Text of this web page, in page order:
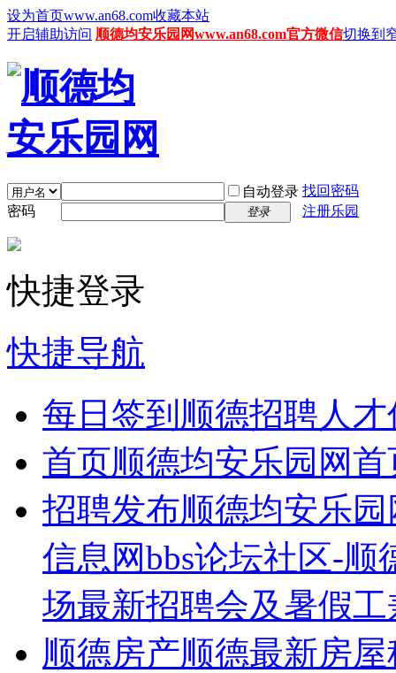
设为首页www.an68.com收藏本站
开启辅助访问 顺德均安乐园网www.an68.com官方微信切换到
自动登录 找回密码
密码
登录 注册乐园
快捷登录
快捷导航
每日签到 顺德招聘人
首页顺德均安乐园网首
招聘发布顺德均安乐
信息网bbs论坛社区-
场最新招聘会及暑假
顺德房产顺德最新房